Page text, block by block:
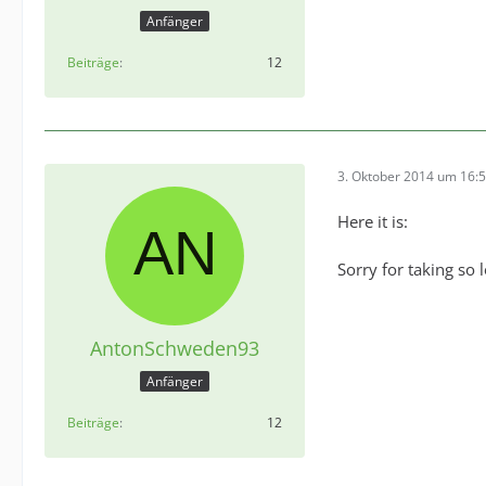
Anfänger
Beiträge 12
AntonSchweden93
Anfänger
Beiträge 12
3. Oktober 2014 um
Here it is:
Sorry for taking so